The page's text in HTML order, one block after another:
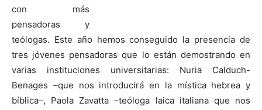
con más
pensadoras y
teólogas. Este año hemos conseguido la presencia de
tres jóvenes pensadoras que lo están demostrando en
varias instituciones universitarias: Nuria Calduch-
Benages –que nos introducirá en la mística hebrea y
bíblica–, Paola Zavatta –teóloga laica italiana que nos